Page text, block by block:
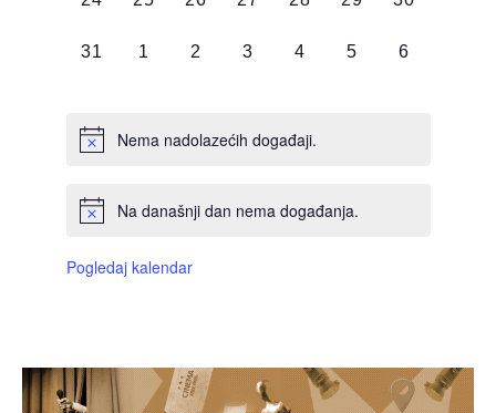
0
31
0
1
0
2
0
3
0
4
0
5
0
6
Nema nadolazećih događaji.
Na današnji dan nema događanja.
Pogledaj kalendar